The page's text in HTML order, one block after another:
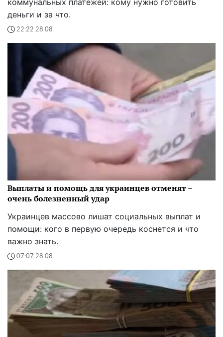
коммунальных платежей: кому нужно готовить
деньги и за что.
22:22 28.08
Выплаты и помощь для украинцев отменят –
очень болезненный удар
Украинцев массово лишат социальных выплат и
помощи: кого в первую очередь коснется и что
важно знать.
07:07 28.08